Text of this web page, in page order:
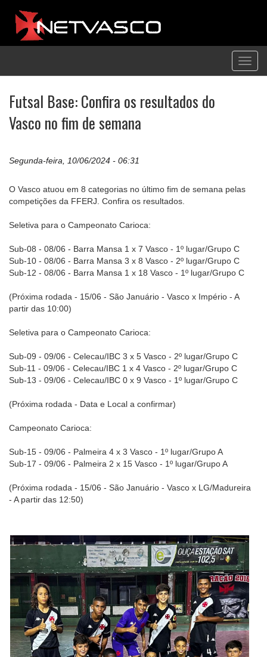
Futsal Base: Confira os resultados do
Vasco no fim de semana
Segunda-feira, 10/06/2024 - 06:31
O Vasco atuou em 8 categorias no último fim de semana pelas
competições da FFERJ. Confira os resultados.
Seletiva para o Campeonato Carioca:
Sub-08 - 08/06 - Barra Mansa 1 x 7 Vasco - 1º lugar/Grupo C
Sub-10 - 08/06 - Barra Mansa 3 x 8 Vasco - 2º lugar/Grupo C
Sub-12 - 08/06 - Barra Mansa 1 x 18 Vasco - 1º lugar/Grupo C
(Próxima rodada - 15/06 - São Januário - Vasco x Império - A
partir das 10:00)
Seletiva para o Campeonato Carioca:
Sub-09 - 09/06 - Celecau/IBC 3 x 5 Vasco - 2º lugar/Grupo C
Sub-11 - 09/06 - Celecau/IBC 1 x 4 Vasco - 2º lugar/Grupo C
Sub-13 - 09/06 - Celecau/IBC 0 x 9 Vasco - 1º lugar/Grupo C
(Próxima rodada - Data e Local a confirmar)
Campeonato Carioca:
Sub-15 - 09/06 - Palmeira 4 x 3 Vasco - 1º lugar/Grupo A
Sub-17 - 09/06 - Palmeira 2 x 15 Vasco - 1º lugar/Grupo A
(Próxima rodada - 15/06 - São Januário - Vasco x LG/Madureira
- A partir das 12:50)